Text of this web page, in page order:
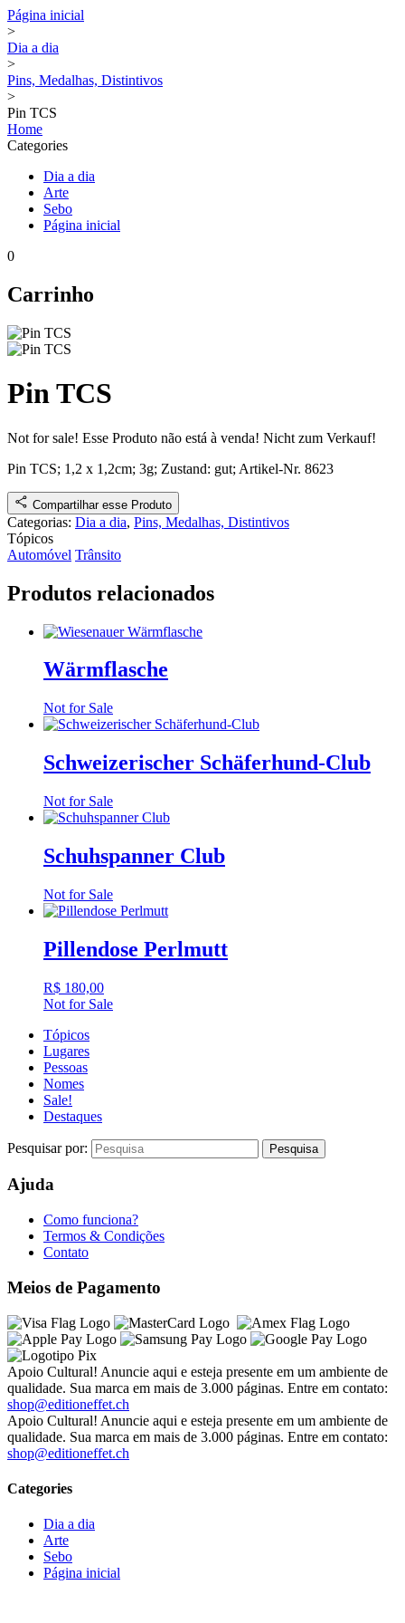
Página inicial
>
Dia a dia
>
Pins, Medalhas, Distintivos
>
Pin TCS
Home
Categories
Dia a dia
Arte
Sebo
Página inicial
0
Carrinho
Pin TCS
Not for sale! Esse Produto não está à venda! Nicht zum Verkauf!
Pin TCS; 1,2 x 1,2cm; 3g; Zustand: gut; Artikel-Nr. 8623
Compartilhar esse Produto
Categorias: Dia a dia, Pins, Medalhas, Distintivos
Tópicos
Automóvel Trânsito
Produtos relacionados
Wärmflasche
Not for Sale
Schweizerischer Schäferhund-Club
Not for Sale
Schuhspanner Club
Not for Sale
Pillendose Perlmutt
R$ 180,00
Not for Sale
Tópicos
Lugares
Pessoas
Nomes
Sale!
Destaques
Pesquisar por:
Ajuda
Como funciona?
Termos & Condições
Contato
Meios de Pagamento
Apoio Cultural! Anuncie aqui e esteja presente em um ambiente de
qualidade. Sua marca em mais de 3.000 páginas. Entre em contato:
shop@editioneffet.ch
Apoio Cultural! Anuncie aqui e esteja presente em um ambiente de
qualidade. Sua marca em mais de 3.000 páginas. Entre em contato:
shop@editioneffet.ch
Categories
Dia a dia
Arte
Sebo
Página inicial